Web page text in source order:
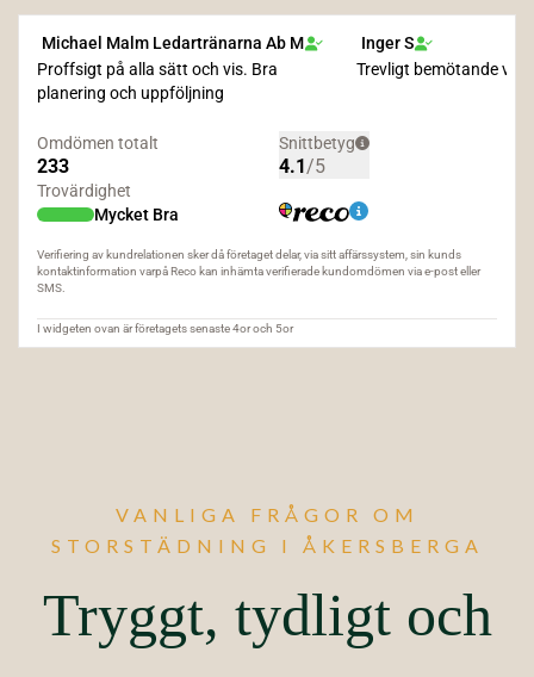
VANLIGA FRÅGOR OM
STORSTÄDNING I ÅKERSBERGA
Tryggt, tydligt och